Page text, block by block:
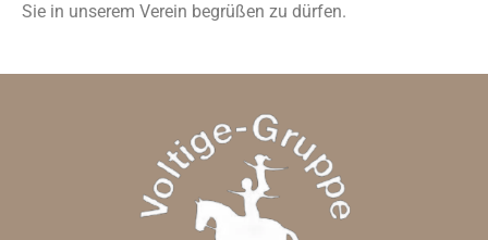
Sie in unserem Verein begrüßen zu dürfen.